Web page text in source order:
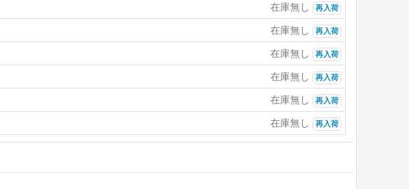
在庫無し 再入荷
在庫無し 再入荷
在庫無し 再入荷
在庫無し 再入荷
在庫無し 再入荷
在庫無し 再入荷